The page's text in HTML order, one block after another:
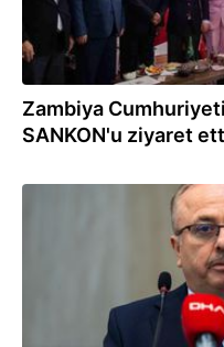
Zambiya
SANKON'u ziyaret